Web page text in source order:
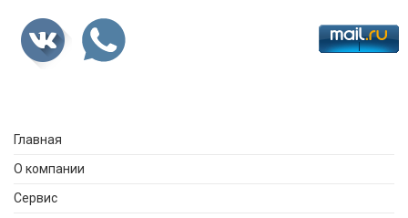
Главная
О компании
Сервис